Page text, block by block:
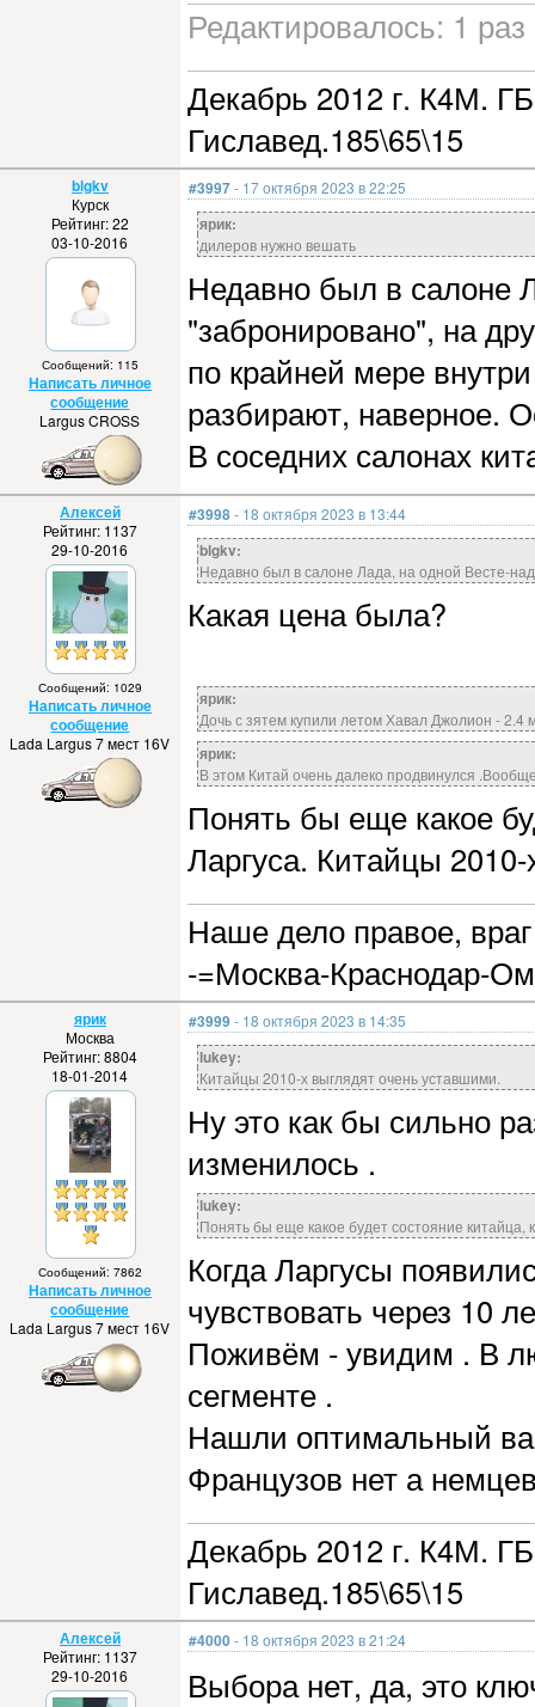
Редактировалось: 1
Декабрь 2012 г. К4М.
Гиславед.185\65\15
blgkv
Курск
Рейтинг: 22
03-10-2016
Сообщений: 115
Написать личное
сообщение
Largus CROSS
#3997- 17 октября 2023 в 22:25
ярик:
дилеров нужно вешать
Недавно был в салоне
"забронировано", на
по крайней мере
разбирают, наверное.
В соседних салонах
Алексей
Рейтинг: 1137
29-10-2016
Сообщений: 1029
Написать личное
сообщение
Lada Largus 7 мест 16V
#3998- 18 октября 2023 в 13:44
blgkv:
Недавно был в салоне Лада, на одной Весте-
Какая цена была?
ярик:
Дочь с зятем купили летом Хавал Джолион - 2.4
ярик:
В этом Китай очень далеко продвинулся
Понять бы еще какое
Ларгуса. Китайцы
Наше дело правое,
-=Москва-Краснодар-
ярик
Москва
Рейтинг: 8804
18-01-2014
Сообщений: 7862
Написать личное
сообщение
Lada Largus 7 мест 16V
#3999- 18 октября 2023 в 14:35
lukey:
Китайцы 2010-х выглядят очень уставшими.
Ну это как бы сильно
изменилось .
lukey:
Понять бы еще какое будет состояние китайца,
Когда Ларгусы
чувствовать через 10
Поживём - увидим . В
сегменте .
Нашли оптимальный
Французов нет а
Декабрь 2012 г. К4М.
Гиславед.185\65\15
Алексей
Рейтинг: 1137
29-10-2016
#4000- 18 октября 2023 в 21:24
Выбора нет, да, это